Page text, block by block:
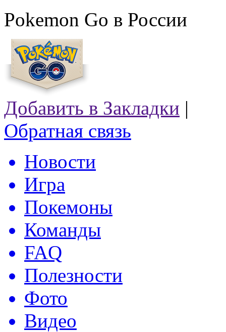
Pokemon Go в России
Добавить в Закладки |
Обратная связь
Новости
Игра
Покемоны
Команды
FAQ
Полезности
Фото
Видео